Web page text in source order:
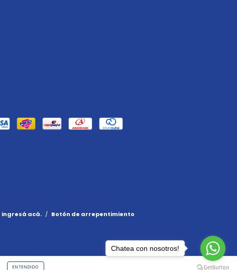
ENTENDIDO
ingresá acá. / Botón de arrepentimiento
Chatea con nosotros!